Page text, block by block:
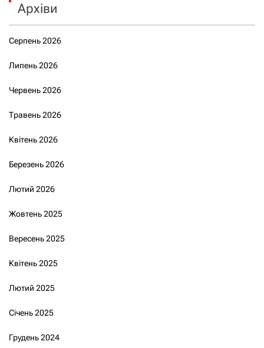
Архіви
Серпень 2026
Липень 2026
Червень 2026
Травень 2026
Квітень 2026
Березень 2026
Лютий 2026
Жовтень 2025
Вересень 2025
Квітень 2025
Лютий 2025
Січень 2025
Грудень 2024